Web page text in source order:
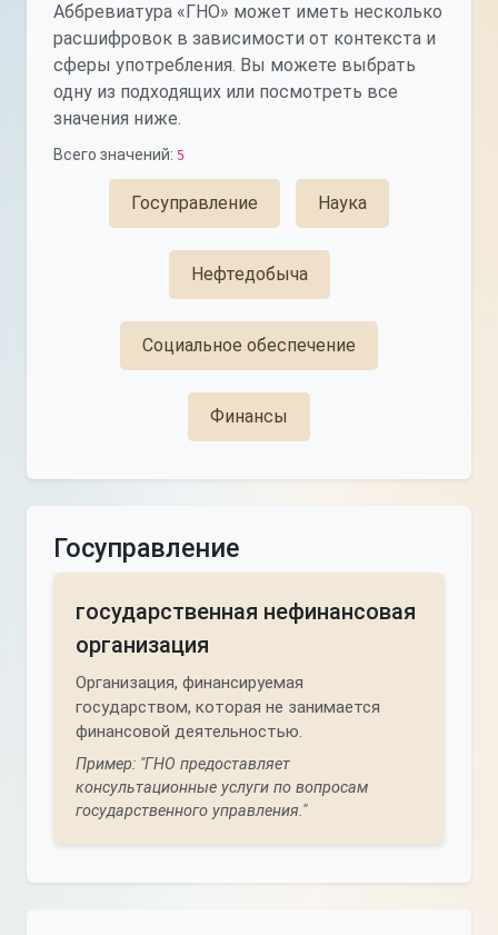
Аббревиатура «ГНО» может иметь несколько
расшифровок в зависимости от контекста и
сферы употребления. Вы можете выбрать
одну из подходящих или посмотреть все
значения ниже.
Всего значений: 5
Госуправление Наука
Нефтедобыча
Социальное обеспечение
Финансы
Госуправление
государственная нефинансовая
организация
Организация, финансируемая
государством, которая не занимается
финансовой деятельностью.
Пример: "ГНО предоставляет
консультационные услуги по вопросам
государственного управления."